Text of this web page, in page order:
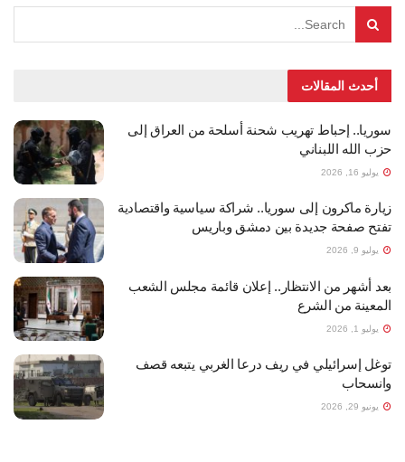
أحدث المقالات
سوريا.. إحباط تهريب شحنة أسلحة من العراق إلى
حزب الله اللبناني
يوليو 16, 2026
زيارة ماكرون إلى سوريا.. شراكة سياسية واقتصادية
تفتح صفحة جديدة بين دمشق وباريس
يوليو 9, 2026
بعد أشهر من الانتظار.. إعلان قائمة مجلس الشعب
المعينة من الشرع
يوليو 1, 2026
توغل إسرائيلي في ريف درعا الغربي يتبعه قصف
وانسحاب
يونيو 29, 2026